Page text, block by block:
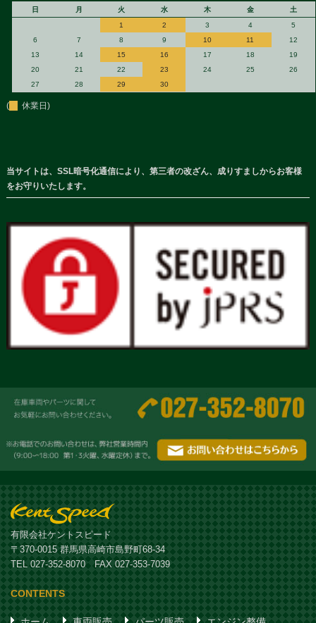
日 月 火 水 木 金
土
1
2 3 4
5
6
7 8 9 10 11
12
13
14 15 16 17 18
19
20
21 22 23 24 25
26
27
28 29 30
( 休業日)
当サイトは、SSL暗号化通信により、第三者の改ざん、成りすましからお客様
をお守りいたします。
有限会社ケントスピード
〒370-0015 群馬県高崎市島野町68-34
TEL 027-352-8070 FAX 027-353-7039
CONTENTS